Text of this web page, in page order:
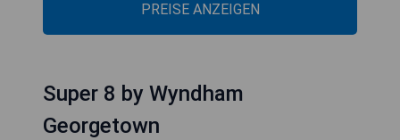
PREISE ANZEIGEN
Super 8 by Wyndham
Georgetown